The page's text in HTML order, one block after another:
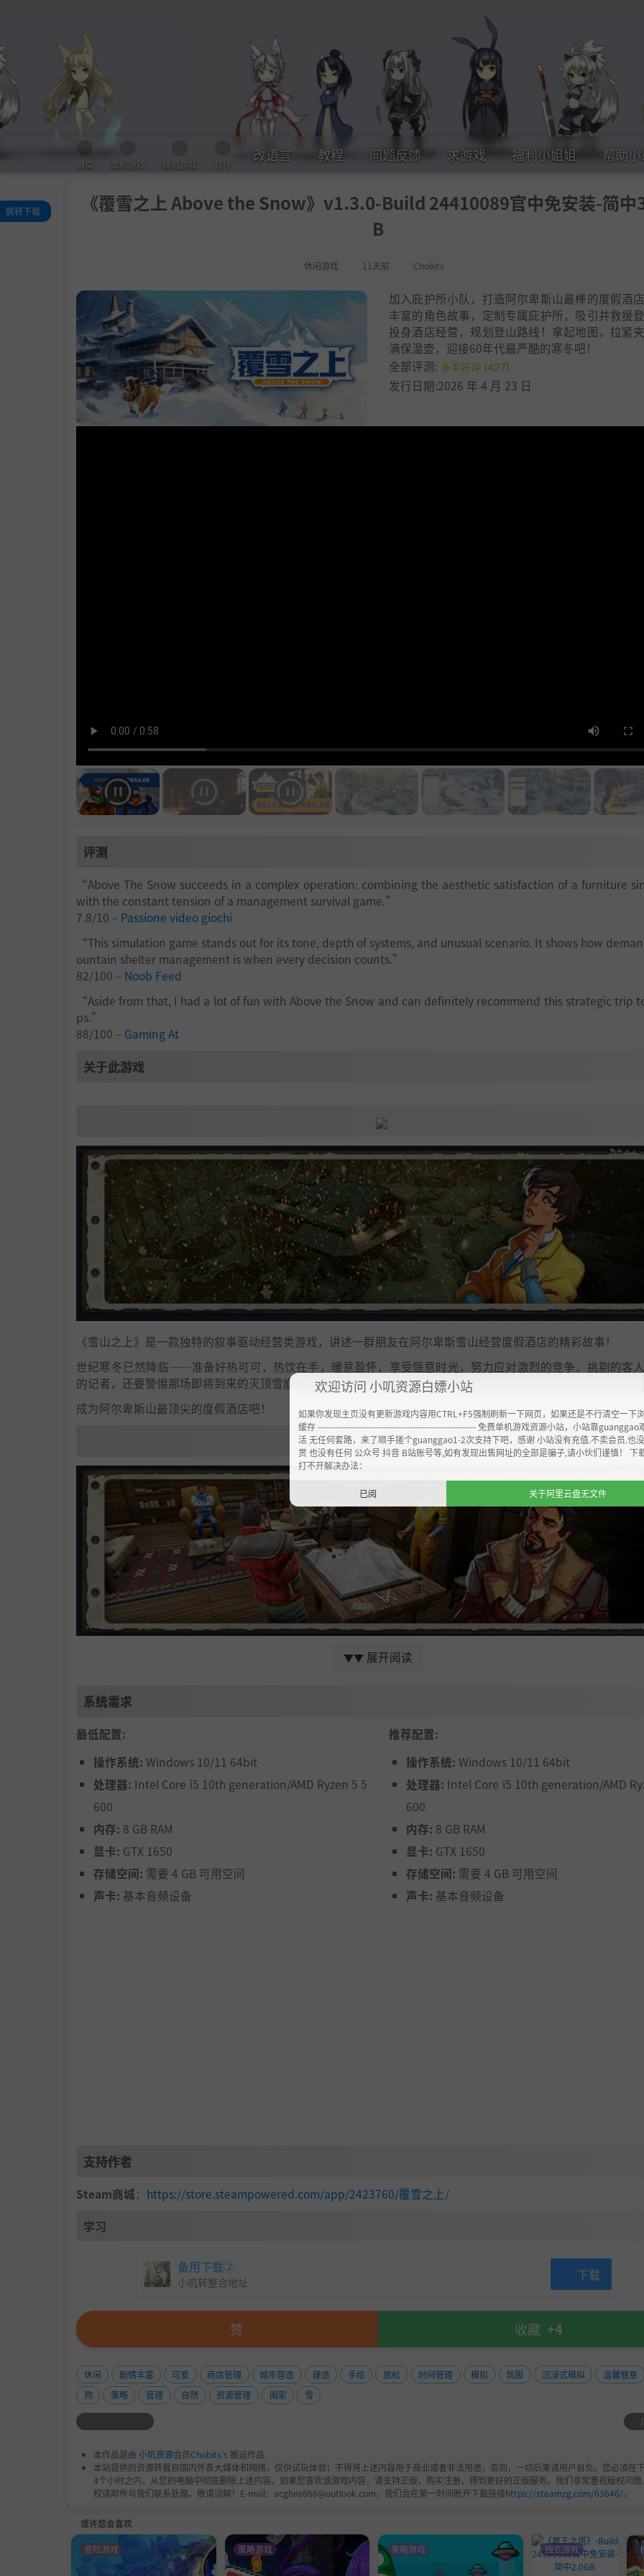
首页 单机游戏 联机游戏 软件
改语言 教程 问题反馈 求游戏 福利小姐姐 帮助
《覆雪之上 Above the Snow》v1.3.0-Build 24410089官中免安装-简中
B
休闲游戏 11天前 Chobits
跳转下载
加入庇护所小队，打造阿尔卑斯山最棒的度假酒
丰富的角色故事，定制专属庇护所，吸引并救援
投身酒店经营，规划登山路线！拿起地图，拉紧
满保温壶，迎接60年代最严酷的寒冬吧！
全部评测: 多半好评 (427)
发行日期:2026 年 4 月 23 日
评测
“Above The Snow succeeds in a complex operation: combining the aesthetic satisfaction of a furniture
with the constant tension of a management survival game.”
7.8/10 – Passione video giochi
“This simulation game stands out for its tone, depth of systems, and unusual scenario. It shows how
ountain shelter management is when every decision counts.”
82/100 – Noob Feed
“Aside from that, I had a lot of fun with Above the Snow and can definitely recommend this strategic trip
ps.”
88/100 – Gaming At
关于此游戏
《雪山之上》是一款独特的叙事驱动经营类游戏，讲述一群朋友在阿尔卑斯雪山经营度假酒店的精彩故事！
世纪寒冬已然降临——准备好热可可，热饮在手，暖意盈怀，享受惬意时光，努力应对激烈的竞争、挑剔的客
的记者，还要警惕那场即将到来的灭顶雪崩！
成为阿尔卑斯山最顶尖的度假酒店吧！
这座庇护所不仅是旅客的驿站，更是一群来自天南海北的队员们的家——每个人留在这里都有不同的理由！
时间管理是关键——活永远干不完！
狗狗布鲁图斯大概是个好孩子。具体如何，等你亲自发现！
管理登山者经济——想吸引更多冒险者？就用巧妙的室内设计和设施！
户外扩建——真正的度假酒店可不只有主楼！
提升士气！身心愉悦、精力充沛的登山者方能平安归来！
住在庇护所只是冒险的一半。另一半？在阿尔卑斯荒野之中开辟登山路线！
根据客人的技能和偏好设计路线！
▼▼ 展开阅读
系统需求
最低配置:
操作系统: Windows 10/11 64bit
处理器: Intel Core i5 10th generation/AMD Ryzen 5 5
600
内存: 8 GB RAM
显卡: GTX 1650
存储空间: 需要 4 GB 可用空间
声卡: 基本音频设备
推荐配置:
操作系统: Windows 10/11 64bit
处理器: Intel Core i5 10th generation/AMD
600
内存: 8 GB RAM
显卡: GTX 1650
存储空间: 需要 4 GB 可用空间
声卡: 基本音频设备
支持作者
Steam商城： https://store.steampowered.com/app/2423760/覆雪之上/
学习
备用下载②
小叽转整合地址 下载
赞 收藏 +4
休闲 剧情丰富 可爱 商店管理 城市营造 建造 手绘 放松 时间管理 模拟 氛围 沉浸式模拟
温馨惬意
狗
策略 管理 自然 资源管理 阖家 雪
本作品是由 小叽资源会员Chobits's 搬运作品.
本站提供的资源转载自国内外各大媒体和网络，仅供试玩体验；不得将上述内容用于商业或者非法用途，否则，一切后果请用户自负。您必须在
4个小时之内，从您的电脑中彻底删除上述内容。如果您喜欢该游戏内容，请支持正版，购买注册，得到更好的正版服务。我们非常重视版权问
权请邮件与我们联系处理。敬请谅解！E-mail：acgbns666@outlook.com，我们会在第一时间断开下载链接https://steamzg.com/63646/。
或许您会喜欢
冒险游戏 策略游戏 策略游戏 独立游戏
欢迎访问 小叽资源白嫖小站
如果你发现主页没有更新游戏内容用CTRL+F5强制刷新一下网页，如果还是不行清空一下
缓存 ------------------------------------------------------- 免费单机游戏资源小站，小站靠guanggao
活 无任何套路，来了顺手搓个guanggao1-2次支持下吧，感谢 小站没有充值.不卖会员.也
赏 也没有任何 公众号 抖音 B站账号等,如有发现出售网址的全部是骗子,请小伙们谨慎！ 下
打不开解决办法：
已阅 关于阿里云盘无文件